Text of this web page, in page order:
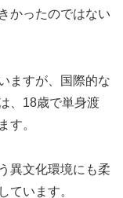
かったのではない
ますが、国際的な
、18歳で単身渡
す。
異文化環境にも柔
ています。